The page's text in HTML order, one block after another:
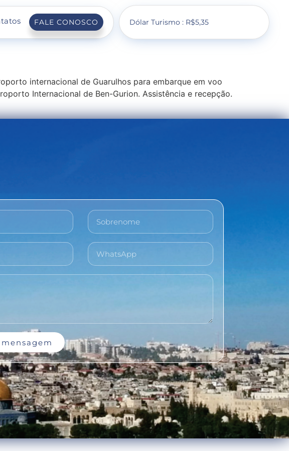
FALE CONOSCO Dólar Turismo : R$5,35
internacional de Guarulhos para embarque em voo
Internacional de Ben-Gurion. Assistência e recepção.